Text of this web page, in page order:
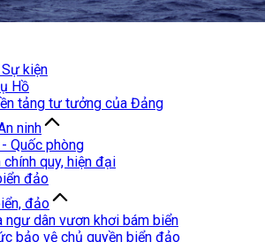
kiện
Hồ
tảng tư tưởng của Đảng
ninh
Quốc phòng
chính quy, hiện đại
đảo
đảo
ngư dân vươn khơi bám biển
bảo vệ chủ quyền biển đảo